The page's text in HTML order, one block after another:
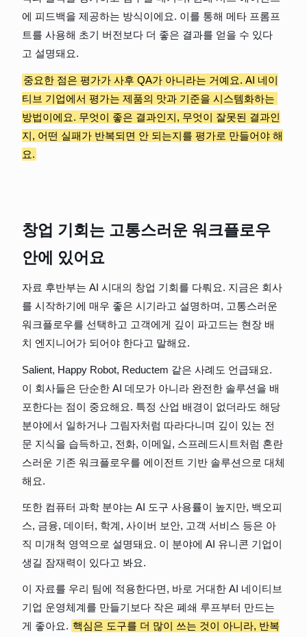
에 피드백을 제공하는 방식이에요. 이를 통해 메타 프롬프
트를 사용해 초기 버전보다 더 좋은 결과를 얻을 수 있다
고 설명돼요.
중요한 점은 평가가 사후 QA가 아니라는 거예요. AI 네이
티브 기업에서 평가는 제품의 맛과 기준을 시스템화하는
방법이에요. 무엇이 좋은 결과인지, 무엇이 잘못된 결과인
지, 어떤 실패가 반복되면 안 되는지를 평가로 만들어야 해
요.
창업 기회는 고통스러운 워크플로우
안에 있어요
자료 후반부는 AI 시대의 창업 기회를 다뤄요. 지금은 회사
를 시작하기에 매우 좋은 시기라고 설명하며, 고통스러운
워크플로우를 선택하고 고객에게 깊이 파고드는 현장 배
치 엔지니어가 되어야 한다고 말해요.
Salient, Happy Robot, Reductem 같은 사례도 언급돼요.
이 회사들은 단순한 AI 데모가 아니라 완전한 솔루션을 배
포한다는 점이 중요해요. 특정 산업 배경이 없더라도 해당
분야에서 일하거나 그림자처럼 따라다니며 깊이 있는 전
문 지식을 습득하고, 전화, 이메일, 스프레드시트처럼 혼란
스러운 기존 워크플로우를 에이전트 기반 솔루션으로 대체
해요.
또한 컴퓨터 과학 분야는 AI 도구 사용률이 높지만, 백오피
스, 금융, 데이터, 학계, 사이버 보안, 고객 서비스 등은 아
직 미개척 영역으로 설명돼요. 이 분야에 AI 유니콘 기업이
생길 잠재력이 있다고 봐요.
이 자료를 우리 팀에 적용한다면, 바로 거대한 AI 네이티브
기업 운영체계를 만들기보다 작은 폐쇄 루프부터 만드는
게 좋아요. 핵심은 도구를 더 많이 쓰는 것이 아니라, 반복